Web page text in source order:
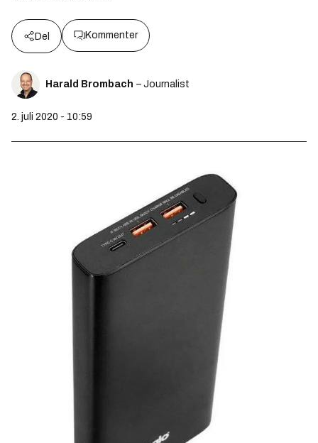
Del Kommenter
Harald Brombach – Journalist
2. juli 2020 - 10:59